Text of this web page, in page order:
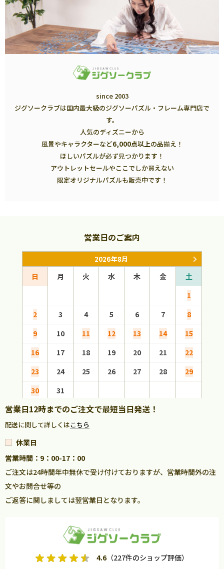
since 2003
ジグソークラブは国内最大級のジグソーパズル・フレーム専門店で
す。
人気のディズニーから
風景やキャラクターなど6,000点以上の品揃え！
ほしいパズルが必ず見つかります！
アウトレットセールやここでしか買えない
限定オリジナルパズルも販売中です！
営業日のご案内
2026年8月
日 月 火 水 木 金
土
1
2
3 4 5 6 7
8
9
10 11 12 13 14
15
16
17 18 19 20 21
22
23
24 25 26 27 28
29
30
31
営業日12時までのご注文で最短当日発送！
配送に関して詳しくはこちら
休業日
営業時間：9：00-17：00
ご注文は24時間年中無休で受け付けておりますが、営業時間外の注
文やお問合せ等の
ご返答に関しましては翌営業日となります。
4.6 （227件のショップ評価）